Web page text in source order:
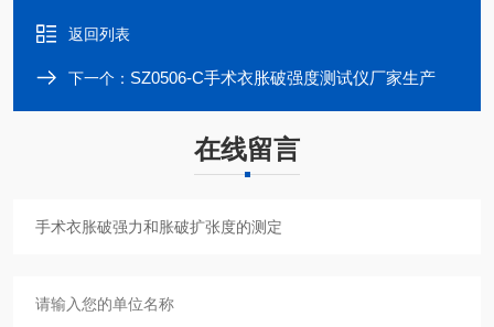
返回列表
下一个： SZ0506-C手术衣胀破强度测试仪厂家生产
在线留言